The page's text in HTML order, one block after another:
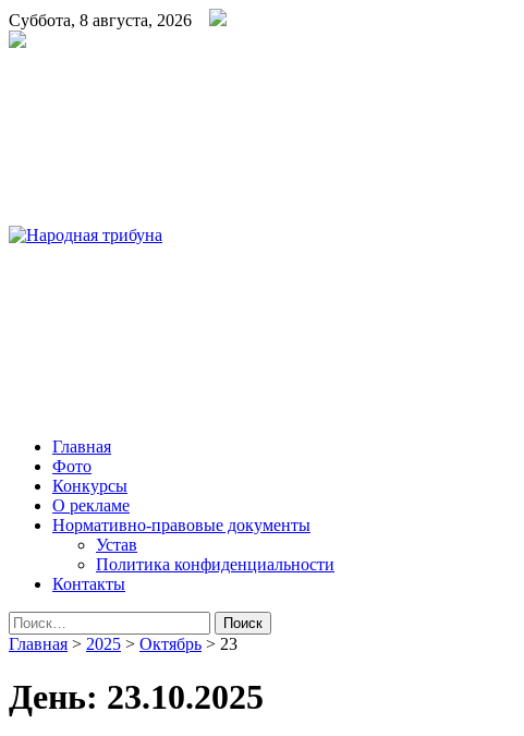
Суббота, 8 августа, 2026
Народная трибуна
Калининская районная газета
Главная
Фото
Конкурсы
О рекламе
Нормативно-правовые документы
Устав
Политика конфиденциальности
Контакты
Найти:
Главная > 2025 > Октябрь > 23
День: 23.10.2025